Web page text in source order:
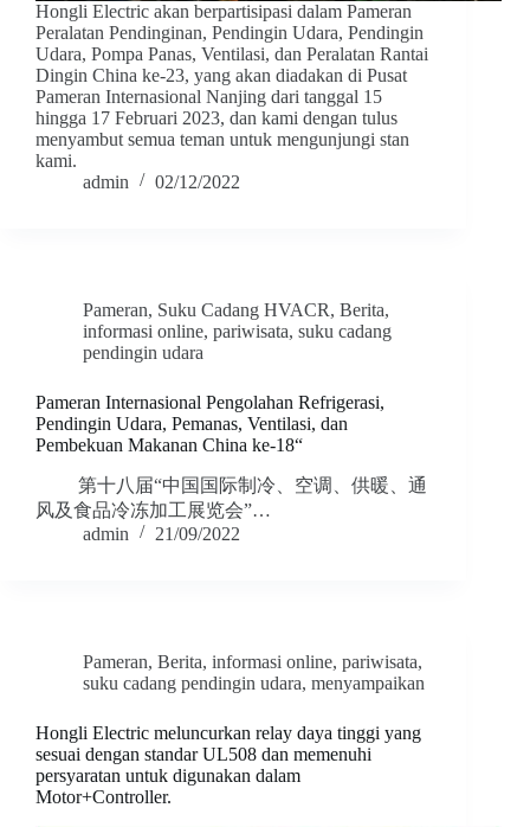
Hongli Electric akan berpartisipasi dalam Pameran
Peralatan Pendinginan, Pendingin Udara, Pendingin
Udara, Pompa Panas, Ventilasi, dan Peralatan Rantai
Dingin China ke-23, yang akan diadakan di Pusat
Pameran Internasional Nanjing dari tanggal 15
hingga 17 Februari 2023, dan kami dengan tulus
menyambut semua teman untuk mengunjungi stan
kami.
admin
02/12/2022
Pameran, Suku Cadang HVACR, Berita,
informasi online, pariwisata, suku cadang
pendingin udara
Pameran Internasional Pengolahan Refrigerasi,
Pendingin Udara, Pemanas, Ventilasi, dan
Pembekuan Makanan China ke-18“
第十八届“中国国际制冷、空调、供暖、通
风及食品冷冻加工展览会”…
admin
21/09/2022
Pameran, Berita, informasi online, pariwisata,
suku cadang pendingin udara, menyampaikan
Hongli Electric meluncurkan relay daya tinggi yang
sesuai dengan standar UL508 dan memenuhi
persyaratan untuk digunakan dalam
Motor+Controller.